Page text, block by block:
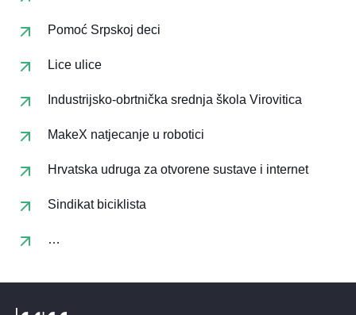
Pomoć Srpskoj deci
Lice ulice
Industrijsko-obrtnička srednja škola Virovitica
MakeX natjecanje u robotici
Hrvatska udruga za otvorene sustave i internet
Sindikat biciklista
…